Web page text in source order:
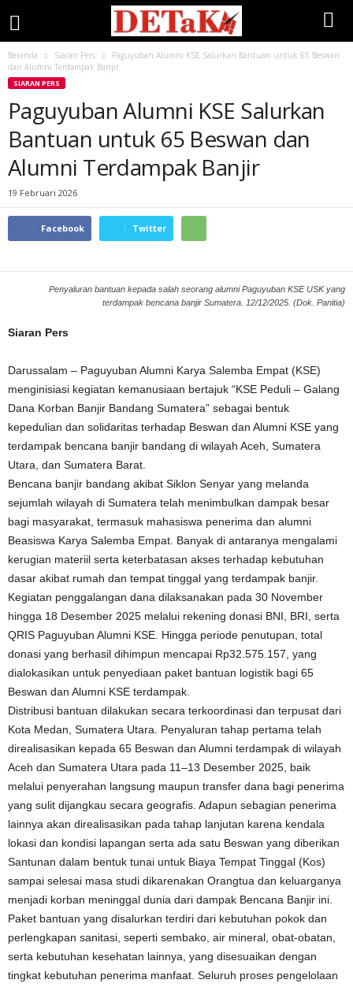
Beranda Siaran Pers
Paguyuban Alumni KSE Salurkan Bantuan untuk 65 Beswan
dan Alumni Terdampak Banjir
SIARAN PERS
Paguyuban Alumni KSE Salurkan
Bantuan untuk 65 Beswan dan
Alumni Terdampak Banjir
19 Februari 2026
Facebook Twitter
Penyaluran bantuan kepada salah seorang alumni Paguyuban KSE USK yang
terdampak bencana banjir Sumatera. 12/12/2025. (Dok. Panitia)
Siaran Pers
Darussalam – Paguyuban Alumni Karya Salemba Empat (KSE)
menginisiasi kegiatan kemanusiaan bertajuk “KSE Peduli – Galang
Dana Korban Banjir Bandang Sumatera” sebagai bentuk
kepedulian dan solidaritas terhadap Beswan dan Alumni KSE yang
terdampak bencana banjir bandang di wilayah Aceh, Sumatera
Utara, dan Sumatera Barat.
Bencana banjir bandang akibat Siklon Senyar yang melanda
sejumlah wilayah di Sumatera telah menimbulkan dampak besar
bagi masyarakat, termasuk mahasiswa penerima dan alumni
Beasiswa Karya Salemba Empat. Banyak di antaranya mengalami
kerugian materiil serta keterbatasan akses terhadap kebutuhan
dasar akibat rumah dan tempat tinggal yang terdampak banjir.
Kegiatan penggalangan dana dilaksanakan pada 30 November
hingga 18 Desember 2025 melalui rekening donasi BNI, BRI, serta
QRIS Paguyuban Alumni KSE. Hingga periode penutupan, total
donasi yang berhasil dihimpun mencapai Rp32.575.157, yang
dialokasikan untuk penyediaan paket bantuan logistik bagi 65
Beswan dan Alumni KSE terdampak.
Distribusi bantuan dilakukan secara terkoordinasi dan terpusat dari
Kota Medan, Sumatera Utara. Penyaluran tahap pertama telah
direalisasikan kepada 65 Beswan dan Alumni terdampak di wilayah
Aceh dan Sumatera Utara pada 11–13 Desember 2025, baik
melalui penyerahan langsung maupun transfer dana bagi penerima
yang sulit dijangkau secara geografis. Adapun sebagian penerima
lainnya akan direalisasikan pada tahap lanjutan karena kendala
lokasi dan kondisi lapangan serta ada satu Beswan yang diberikan
Santunan dalam bentuk tunai untuk Biaya Tempat Tinggal (Kos)
sampai selesai masa studi dikarenakan Orangtua dan keluarganya
menjadi korban meninggal dunia dari dampak Bencana Banjir ini.
Paket bantuan yang disalurkan terdiri dari kebutuhan pokok dan
perlengkapan sanitasi, seperti sembako, air mineral, obat-obatan,
serta kebutuhan kesehatan lainnya, yang disesuaikan dengan
tingkat kebutuhan penerima manfaat. Seluruh proses pengelolaan